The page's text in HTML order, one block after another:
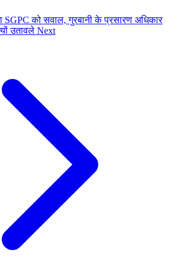
को सवाल, गुरबानी के प्रसारण अधिकार
उतावले Next